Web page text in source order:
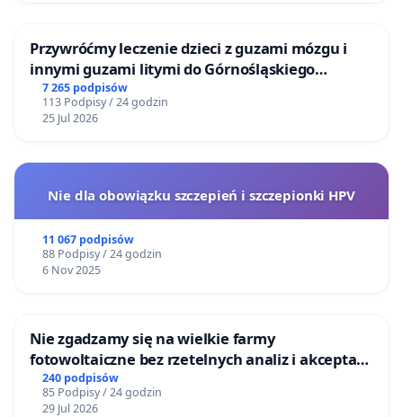
Przywróćmy leczenie dzieci z guzami mózgu i
innymi guzami litymi do Górnośląskiego
Centrum Zdrowia Dziecka w Katowicach
7 265 podpisów
113 Podpisy / 24 godzin
25 Jul 2026
Nie dla obowiązku szczepień i szczepionki HPV
11 067 podpisów
88 Podpisy / 24 godzin
6 Nov 2025
Nie zgadzamy się na wielkie farmy
fotowoltaiczne bez rzetelnych analiz i akceptacji
mieszkańców
240 podpisów
85 Podpisy / 24 godzin
29 Jul 2026